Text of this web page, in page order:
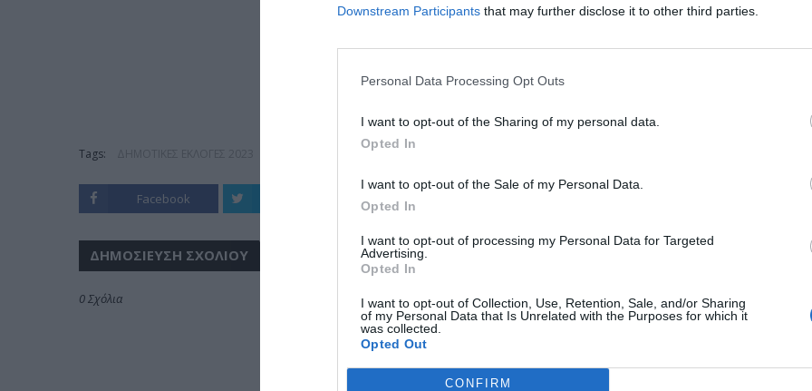
Downstream Participants that may further disclose it to other third parties.
Personal Data Processing Opt Outs
I want to opt-out of the Sharing of my personal data.
Opted In
I want to opt-out of the Sale of my Personal Data.
Opted In
I want to opt-out of processing my Personal Data for Targeted
Advertising.
Opted In
I want to opt-out of Collection, Use, Retention, Sale, and/or Sharing
of my Personal Data that Is Unrelated with the Purposes for which it
was collected.
Opted Out
CONFIRM
Tags:
Facebook
ΔΗΜΟΣΊΕΥΣΗ ΣΧΟΛΊΟΥ
0 Σχόλια